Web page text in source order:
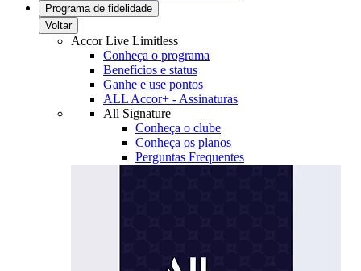
Programa de fidelidade
Voltar
Accor Live Limitless
Conheça o programa
Benefícios e status
Ganhe e use pontos
ALL Accor+ - Assinaturas
All Signature
Conheça o clube
Conheça os planos
Perguntas Frequentes